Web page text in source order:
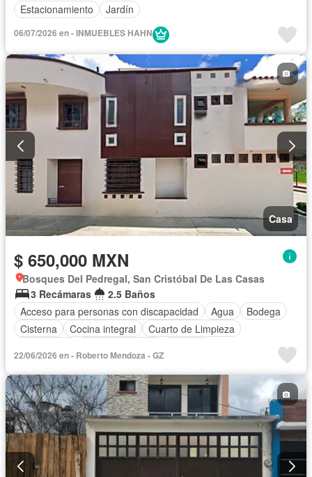
Estacionamiento
Jardín
06/07/2026 en - INMUEBLES HAHN
Casa
$ 650,000 MXN
Bosques Del Pedregal, San Cristóbal De Las Casas
3 Recámaras
2.5 Baños
Acceso para personas con discapacidad
Agua
Bodega
Cisterna
Cocina integral
Cuarto de Limpieza
Recámara con closet
Televisión por cable
22/06/2026 en - Roberto Mendoza - GZ